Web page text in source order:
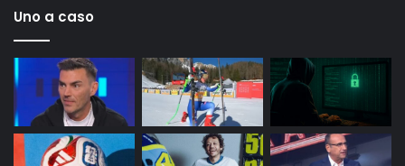
Uno a caso